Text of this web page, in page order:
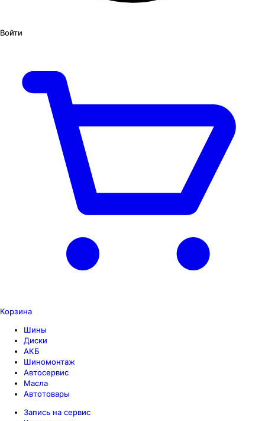
Войти
Корзина
Шины
Диски
АКБ
Шиномонтаж
Автосервис
Масла
Автотовары
Запись на сервис